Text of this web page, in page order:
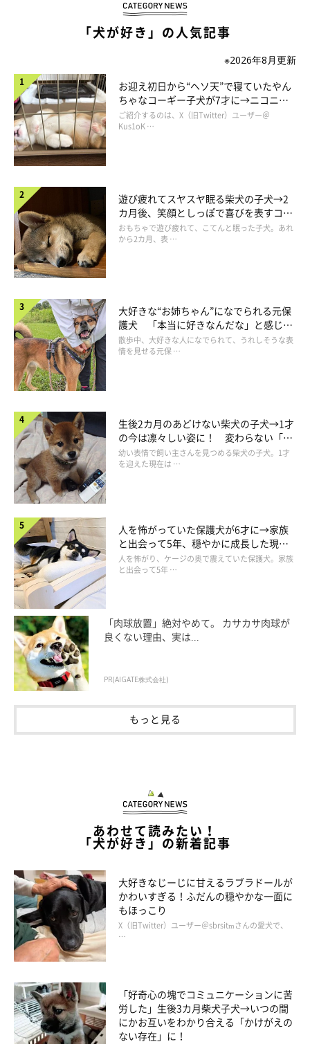
いつも家を守ってくれてありがとう♥
連載「こぐま犬てんすけ」
いぬのきもちWEB MAGAZINE
ぼくのおうちだからね。
登場人物紹介
「犬が好き」の人気記事
※2026年8月更新
お迎え初日から“ヘソ天”で寝ていたやん
ちゃなコーギー子犬が7才に→ニコニ
コ“コーギースマイル”が魅力のコに成
長！
ご紹介するのは、X（旧Twitter）ユーザー＠
Kus1oK …
遊び疲れてスヤスヤ眠る柴犬の子犬→2
カ月後、笑顔としっぽで喜びを表すコに
成長！
おもちゃで遊び疲れて、こてんと眠った子犬。あれ
から2カ月、表 …
大好きな“お姉ちゃん”になでられる元保
護犬 「本当に好きなんだな」と感じる
表情にほっこり
散歩中、大好きな人になでられて、うれしそうな表
情を見せる元保 …
生後2カ月のあどけない柴犬の子犬→1才
の今は凛々しい姿に！ 変わらない「く
りくりおめめ」にもほっこり
幼い表情で飼い主さんを見つめる柴犬の子犬。1才
を迎えた現在は …
人を怖がっていた保護犬が6才に→家族
と出会って5年、穏やかに成長した現在
の姿にグッとくる
人を怖がり、ケージの奥で震えていた保護犬。家族
と出会って5年 …
「肉球放置」絶対やめて。 カサカサ肉球が
良くない理由、実は...
PR(AIGATE株式会社)
もっと見る
あわせて読みたい！
「犬が好き」の新着記事
大好きなじーじに甘えるラブラドールが
かわいすぎる！ふだんの穏やかな一面に
もほっこり
X（旧Twitter）ユーザー＠sbrsitmさんの愛犬で、
…
「好奇心の塊でコミュニケーションに苦
労した」生後3カ月柴犬子犬→いつの間
にかお互いをわかり合える「かけがえの
ない存在」に！